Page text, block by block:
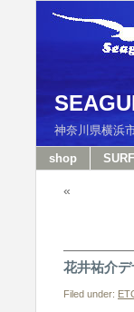
神奈川県
shop
«
花井祐介
Filed under: